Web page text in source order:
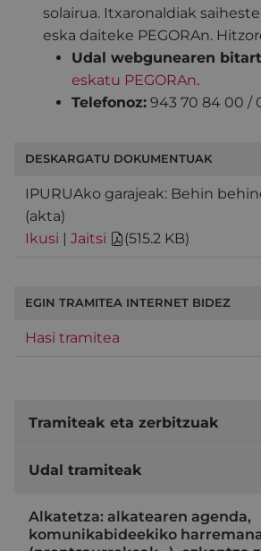
solairua. Itxaronaldiak
eska daiteke PEGORAn.
Udal webgunearen
eskatu PEGORAn.
Telefonoz: 943 70 84 00 /
DESKARGATU DOKUMENTUAK
IPURUAko garajeak: Behin
(akta)
Ikusi | Jaitsi (515.2 KB)
EGIN TRAMITEA INTERNET BIDEZ
Hasi tramitea
Tramiteak eta zerbitzuak
Udal tramiteak
Alkatetza: alkatearen agenda,
komunikabideekiko